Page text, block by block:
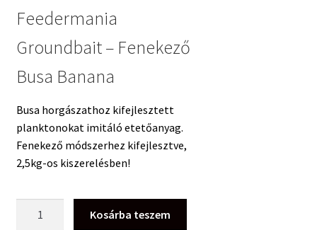
Feedermania
Groundbait – Fenekező
Busa Banana
Busa horgászathoz kifejlesztett
planktonokat imitáló etetőanyag.
Fenekező módszerhez kifejlesztve,
2,5kg-os kiszerelésben!
Kosárba teszem